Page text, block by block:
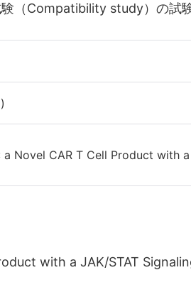
（Compatibility study）の試
Novel CAR T Cell Product with
with a JAK/STAT